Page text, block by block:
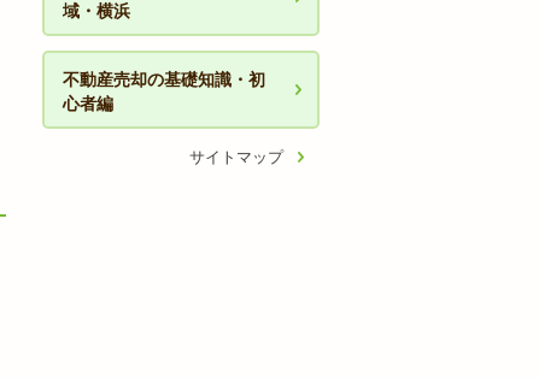
域・横浜
不動産売却の基礎知識・初
心者編
サイトマップ